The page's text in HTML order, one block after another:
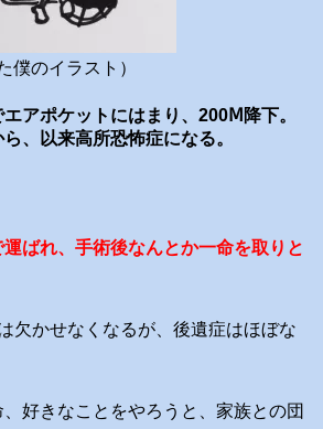
僕のイラスト）
アポケットにはまり、200Ⅿ降下。
、以来高所恐怖症になる。
ばれ、手術後なんとか一命を取りと
欠かせなくなるが、後遺症はほぼな
好きなことをやろうと、家族との団